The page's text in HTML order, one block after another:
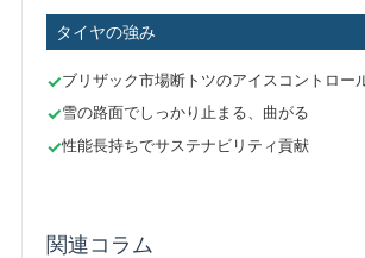
タイヤの強み
ブリザック市場断トツのアイスコントロー
雪の路面でしっかり止まる、曲がる
性能長持ちでサステナビリティ貢献
関連コラム